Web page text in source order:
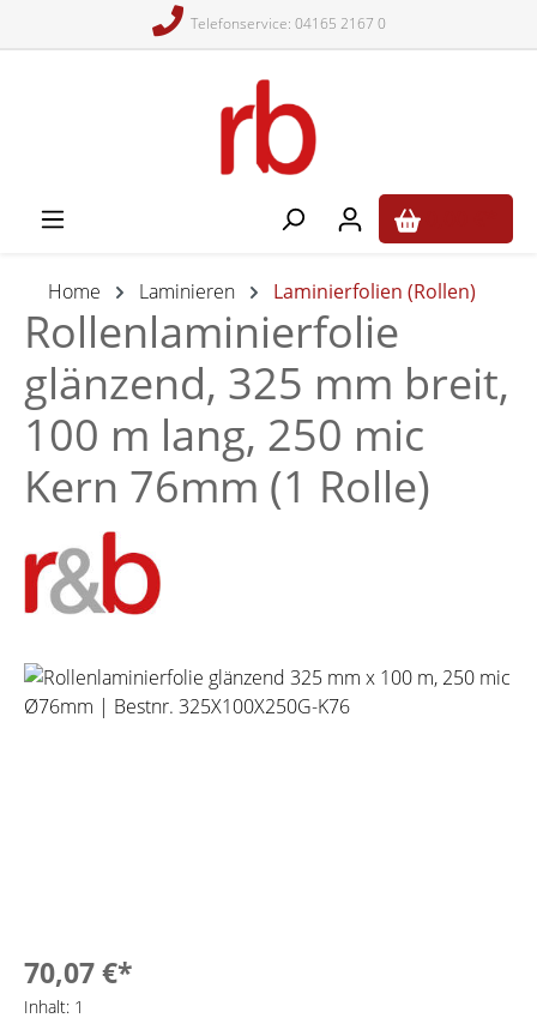
Telefonservice: 04165 2167 0
Home Laminieren Laminierfolien (Rollen)
Rollenlaminierfolie
glänzend, 325 mm breit,
100 m lang, 250 mic
Kern 76mm (1 Rolle)
Bildergalerie überspringen
70,07 €*
Inhalt: 1